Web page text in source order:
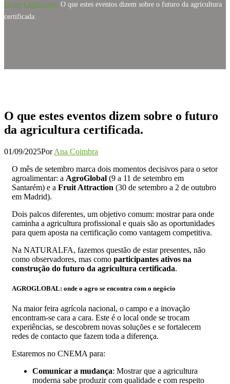
Home Certificação O que estes eventos dizem sobre o futuro da agricultura
certificada.
O que estes eventos dizem sobre o futuro
da agricultura certificada.
01/09/2025PorAna Coimbra
O mês de setembro marca dois momentos decisivos para o setor
agroalimentar: a AgroGlobal (9 a 11 de setembro em
Santarém) e a Fruit Attraction (30 de setembro a 2 de outubro
em Madrid).
Dois palcos diferentes, um objetivo comum: mostrar para onde
caminha a agricultura profissional e quais são as oportunidades
para quem aposta na certificação como vantagem competitiva.
Na NATURALFA, fazemos questão de estar presentes, não
como observadores, mas como participantes ativos na
construção do futuro da agricultura certificada.
AGROGLOBAL: onde o agro se encontra com o negócio
Na maior feira agrícola nacional, o campo e a inovação
encontram-se cara a cara. Este é o local onde se trocam
experiências, se descobrem novas soluções e se fortalecem
redes de contacto que fazem toda a diferença.
Estaremos no CNEMA para:
Comunicar a mudança: Mostrar que a agricultura
moderna sabe produzir com qualidade e com respeito